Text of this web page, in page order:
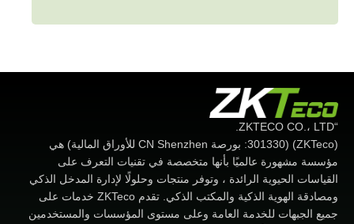
“ZKTECO CO.، LTD.
(ZKTeco) (301330: بورصة CN Shenzhen للأوراق المالية) هي
مؤسسة مشهورة عالميًا بأنها متخصصة في تقنيات التعرف على
القياسات الحيوية الرائدة ، وتوفر منتجات وحلولًا لإدارة المدخل الذكي
ومصادقة الهوية الذكية والمكتب الذكي. تقدم ZKTeco خدمات على
جميع الجبهات للخدمة العامة وعلى مستوى المؤسسات والمستخدمين